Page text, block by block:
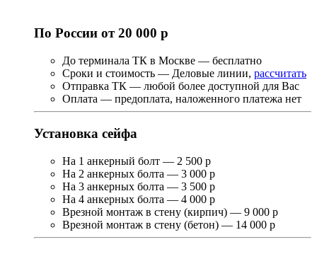
По России от 20 000 р
До терминала ТК в Москве — бесплатно
Сроки и стоимость — Деловые линии, рассчитать
Отправка ТК — любой более доступной для Вас
Оплата — предоплата, наложенного платежа нет
Установка сейфа
На 1 анкерный болт — 2 500 р
На 2 анкерных болта — 3 000 р
На 3 анкерных болта — 3 500 р
На 4 анкерных болта — 4 000 р
Врезной монтаж в стену (кирпич) — 9 000 р
Врезной монтаж в стену (бетон) — 14 000 р